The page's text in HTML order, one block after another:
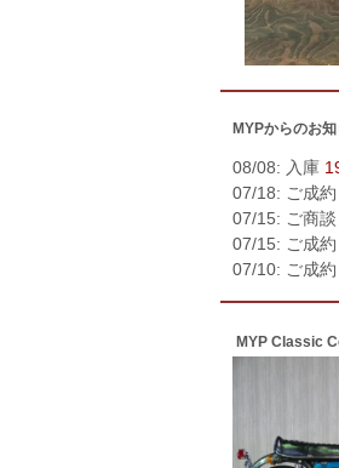
MYPからのお
08/08: 入庫
07/18: ご成約
07/15: ご商談
07/15: ご成約
07/10: ご成約
MYP Classic